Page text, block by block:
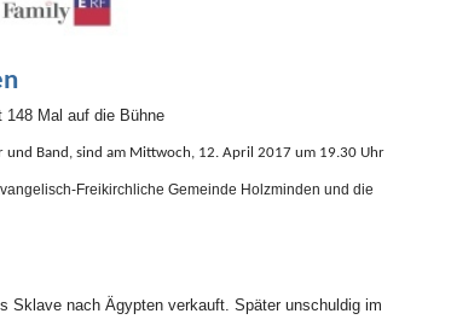
148 Mal auf die Bühne
und Band, sind am Mittwoch, 12. April 2017 um 19.30 Uhr
Freikirchliche Gemeinde Holzminden und die
Sklave nach Ägypten verkauft. Später unschuldig im